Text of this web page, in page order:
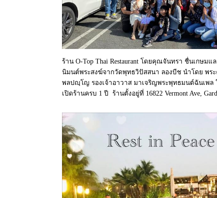
ร้าน O-Top Thai Restaurant โดยคุณจันทรา ชื่นเกษมแ
นิมนต์พระสงฆ์จากวัดพุทธวิปัสสนา ลองบีช นำโดย พร
พลปญฺโญ รองเจ้าอาวาส มาเจริญพระพุทธมนต์ฉันเพล
เปิดร้านครบ 1 ปี ร้านตั้งอยู่ที่ 16822 Vermont Ave,